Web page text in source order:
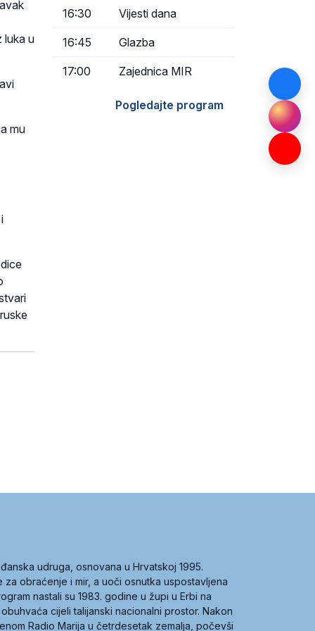
luka u
mu
16:30 Vijesti dana
16:45 Glazba
17:00 Zajednica MIR
Pogledajte program
udruga, osnovana u Hrvatskoj 1995.
obraćenje i mir, a uoči osnutka uspostavljena
nastali su 1983. godine u župi u Erbi na
cijeli talijanski nacionalni prostor. Nakon
Radio Marija u četrdesetak zemalja, počevši